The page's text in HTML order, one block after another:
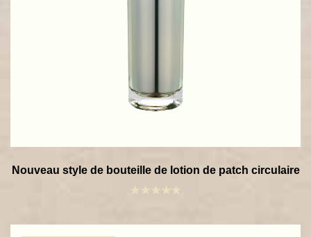
Nouveau style de bouteille de lotion de patch circulaire